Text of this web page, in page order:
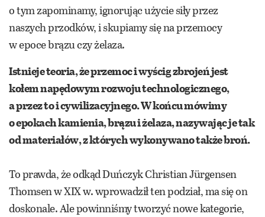
o tym zapominamy, ignorując użycie siły przez
naszych przodków, i skupiamy się na przemocy
w epoce brązu czy żelaza.
Istnieje teoria, że przemoc i wyścig zbrojeń jest
kołem napędowym rozwoju technologicznego,
a przez to i cywilizacyjnego. W końcu mówimy
o epokach kamienia, brązu i żelaza, nazywając je tak
od materiałów, z których wykonywano także broń.
To prawda, że odkąd Duńczyk Christian Jürgensen
Thomsen w XIX w. wprowadził ten podział, ma się on
doskonale. Ale powinniśmy tworzyć nowe kategorie,